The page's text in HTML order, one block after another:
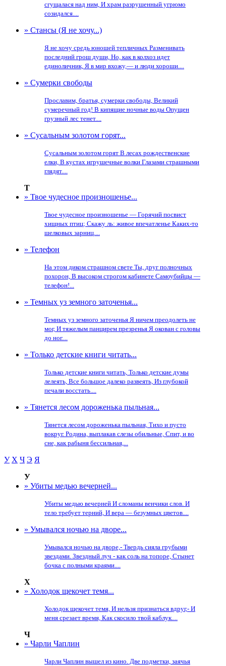
сгущалася над ним, И храм разрушенный угрюмо
созидался....
» Стансы (Я не хочу...)
Я не хочу средь юношей тепличных Разменивать
последний грош души, Но, как в колхоз идет
единоличник, Я в мир вхожу,— и люди хороши....
» Сумерки свободы
Прославим, братья, сумерки свободы, Великий
сумеречный год! В кипящие ночные воды Опущен
грузный лес тенет....
» Сусальным золотом горят...
Сусальным золотом горят В лесах рождественские
елки, В кустах игрушечные волки Глазами страшными
глядят....
Т
» Твое чудесное произношенье...
Твое чудесное произношенье — Горячий посвист
хищных птиц; Скажу ль: живое впечатленье Каких-то
шелковых зарниц....
» Телефон
На этом диком страшном свете Ты, друг полночных
похорон, В высоком строгом кабинете Самоубийцы —
телефон!...
» Темных уз земного заточенья...
Темных уз земного заточенья Я ничем преодолеть не
мог, И тяжелым панцирем презренья Я окован с головы
до ног....
» Только детские книги читать...
Только детские книги читать, Только детские думы
лелеять, Все большое далеко развеять, Из глубокой
печали восстать....
» Тянется лесом дороженька пыльная...
Тянется лесом дороженька пыльная, Тихо и пусто
вокруг. Родина, выплакав слезы обильные, Спит, и во
сне, как рабыня бессильная,...
У Х Ч Э Я
У
» Убиты медью вечерней...
Убиты медью вечерней И сломаны венчики слов. И
тело требует терний, И вера — безумных цветов....
» Умывался ночью на дворе...
Умывался ночью на дворе,- Твердь сияла грубыми
звездами. Звездный луч - как соль на топоре, Стынет
бочка с полными краями....
Х
» Холодок щекочет темя...
Холодок щекочет темя, И нельзя признаться вдруг,- И
меня срезает время, Как скосило твой каблук....
Ч
» Чарли Чаплин
Чарли Чаплин вышел из кино. Две подметки, заячья